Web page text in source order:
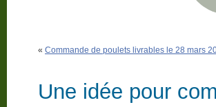
« Commande de poulets livrables le 28 mars
Une idée pour